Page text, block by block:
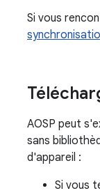
Si vous
AOSP peut
sans
d'appareil :
Si vous